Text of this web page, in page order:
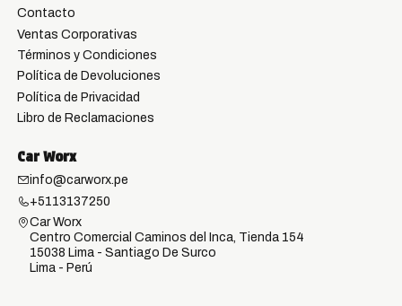
Contacto
Ventas Corporativas
Términos y Condiciones
Política de Devoluciones
Política de Privacidad
Libro de Reclamaciones
Car Worx
info@carworx.pe
+5113137250
Car Worx
Centro Comercial Caminos del Inca, Tienda 154
15038 Lima - Santiago De Surco
Lima - Perú